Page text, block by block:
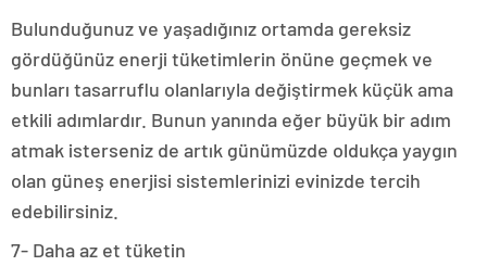
Bulunduğunuz ve yaşadığınız ortamda gereksiz
gördüğünüz enerji tüketimlerin önüne geçmek ve
bunları tasarruflu olanlarıyla değiştirmek küçük ama
etkili adımlardır. Bunun yanında eğer büyük bir adım
atmak isterseniz de artık günümüzde oldukça yaygın
olan güneş enerjisi sistemlerinizi evinizde tercih
edebilirsiniz.
7- Daha az et tüketin